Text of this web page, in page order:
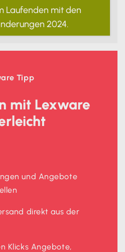
Laufenden mit den
2024.
Tipp
mit Lexware
und Angebote
direkt aus der
Klicks Angebote,